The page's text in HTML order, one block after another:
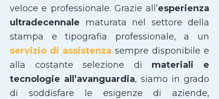
veloce e professionale. Grazie all’esperienza
ultradecennale maturata nel settore della
stampa e tipografia professionale, a un
servizio di assistenza sempre disponibile e
alla costante selezione di materiali e
tecnologie all’avanguardia, siamo in grado
di soddisfare le esigenze di aziende,